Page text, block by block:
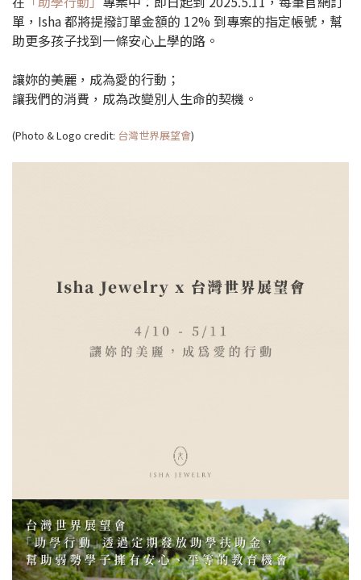
單，Isha 都將提撥訂單金額的 12% 到專案的指定帳號，幫
助更多孩子找到一條安心上學的路。
讓妳的美麗，成為愛的行動；
讓我們的消費，成為改變別人生命的契機。
(Photo & Logo credit: 台灣世界展望會)